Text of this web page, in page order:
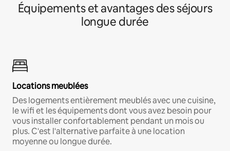
Équipements et avantages des séjours
longue durée
Locations meublées
Des logements entièrement meublés avec une cuisine,
le wifi et les équipements dont vous avez besoin pour
vous installer confortablement pendant un mois ou
plus. C'est l'alternative parfaite à une location
moyenne ou longue durée.